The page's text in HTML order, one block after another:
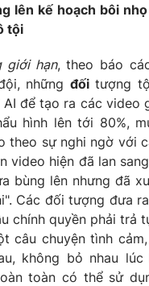
sống
tương lai
lên kế hoạch bôi
tội
giới hạn, theo báo
những đốitượng
AI để tạo ra các video
hình lên tới 80%,
theo sự nghi ngờ với
video hiện đã lan
bùng lên nhưng đã
Các đối tượng đưa
chính quyền phải trả
câu chuyện tình
không bỏ nhau lúc
toàn có thể sử